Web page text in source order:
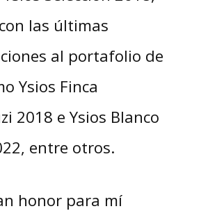
las últimas
al portafolio de
Ysios Finca
2018 e Ysios Blanco
entre otros.
honor para mí